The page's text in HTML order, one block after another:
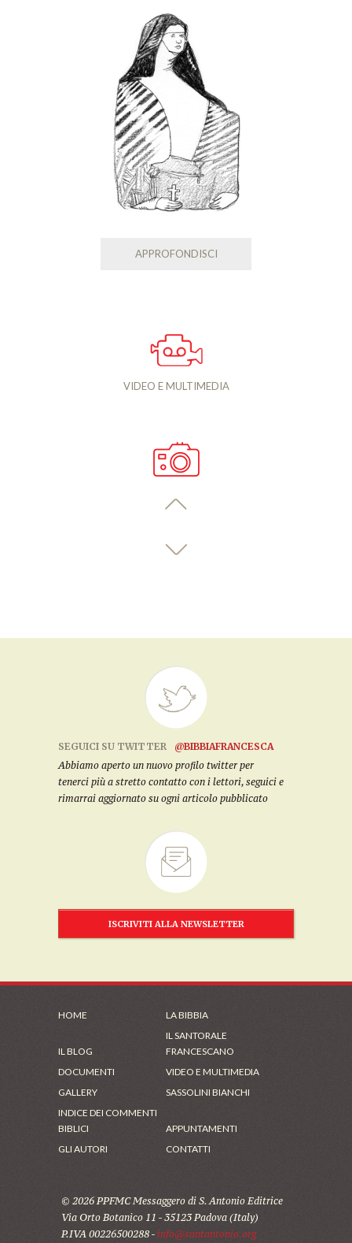
APPROFONDISCI
VIDEO E MULTIMEDIA
SEGUICI SU TWITTER
@BIBBIAFRANCESCA
Abbiamo aperto un nuovo profilo twitter per
tenerci più a stretto contatto con i lettori, seguici e
rimarrai aggiornato su ogni articolo pubblicato
ISCRIVITI ALLA NEWSLETTER
HOME LA BIBBIA
IL BLOG
IL SANTORALE
FRANCESCANO
DOCUMENTI
VIDEO E MULTIMEDIA
GALLERY
SASSOLINI BIANCHI
INDICE DEI COMMENTI
BIBLICI
APPUNTAMENTI
GLI AUTORI
CONTATTI
© 2026 PPFMC Messaggero di S. Antonio Editrice
Via Orto Botanico 11 - 35123 Padova (Italy)
P.IVA 00226500288 - info@santantonio.org